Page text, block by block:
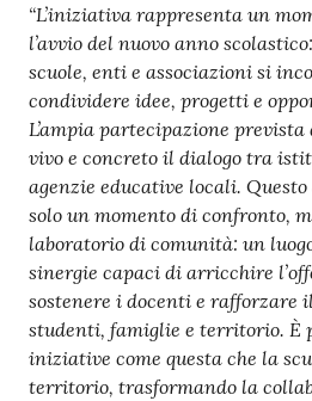
“L’iniziativa rappresenta un
l’avvio del nuovo anno
scuole, enti e associazioni si
condividere idee, progetti e
L’ampia partecipazione
vivo e concreto il dialogo tra
agenzie educative locali.
solo un momento di confronto,
laboratorio di comunità: un
sinergie capaci di arricchire
sostenere i docenti e rafforzare
studenti, famiglie e territorio. È
iniziative come questa che la
territorio, trasformando la